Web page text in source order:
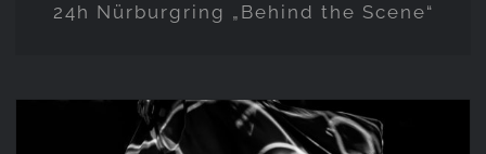
24h Nürburgring „Behind the Scene“